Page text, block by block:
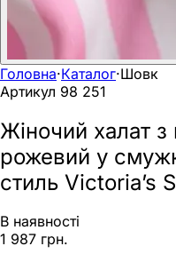
Головна·Каталог·Шовк
Артикул 98 251
Жіночий халат
рожевий у
стиль Victoria’s
В наявності
1 987 грн.